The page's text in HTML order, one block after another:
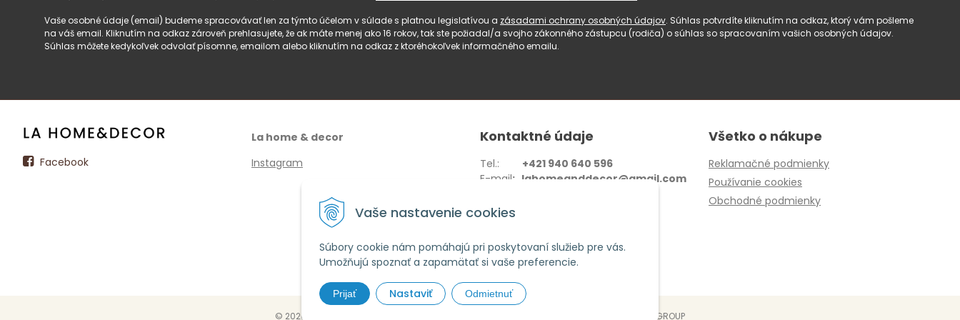
Vaše nastavenie cookies
Súbory cookie nám pomáhajú pri poskytovaní služieb pre vás.
Umožňujú spoznať a zapamätať si vaše preferencie.
Prijať Nastaviť Odmietnuť
Vaše osobné údaje (email) budeme spracovávať len za týmto účelom v súlade s platnou legislatívou a zásadami ochrany osobných údajov. Súhlas potvrdíte kliknutím na odkaz, ktorý vám pošleme
na váš email. Kliknutím na odkaz zároveň prehlasujete, že ak máte menej ako 16 rokov, tak ste požiadal/a svojho zákonného zástupcu (rodiča) o súhlas so spracovaním vašich osobných údajov.
Súhlas môžete kedykoľvek odvolať písomne, emailom alebo kliknutím na odkaz z ktoréhokoľvek informačného emailu.
Facebook
La home & decor
Instagram
Kontaktné údaje
Tel.: +421 940 640 596
E-mail: lahomeanddecor@gmail.com
Adresa:
Všetko o nákupe
Reklamačné podmienky
Používanie cookies
Obchodné podmienky
© 2026 La home & decor • WEBYGROUP